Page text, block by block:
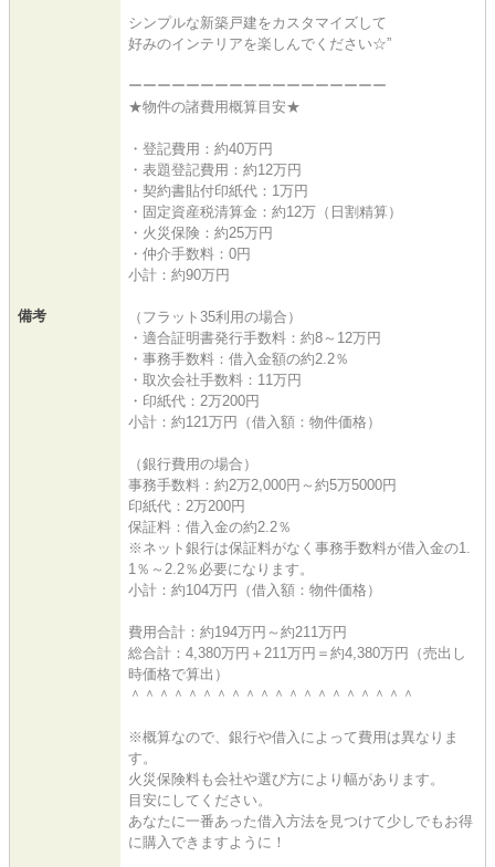
備考
シンプルな新築戸建をカスタマイズして
好みのインテリアを楽しんでください☆”
ーーーーーーーーーーーーーーーーーー
★物件の諸費用概算目安★
・登記費用：約40万円
・表題登記費用：約12万円
・契約書貼付印紙代：1万円
・固定資産税清算金：約12万（日割精算）
・火災保険：約25万円
・仲介手数料：0円
小計：約90万円
（フラット35利用の場合）
・適合証明書発行手数料：約8～12万円
・事務手数料：借入金額の約2.2％
・取次会社手数料：11万円
・印紙代：2万200円
小計：約121万円（借入額：物件価格）
（銀行費用の場合）
事務手数料：約2万2,000円～約5万5000円
印紙代：2万200円
保証料：借入金の約2.2％
※ネット銀行は保証料がなく事務手数料が借入金の1.
1％～2.2％必要になります。
小計：約104万円（借入額：物件価格）
費用合計：約194万円～約211万円
総合計：4,380万円＋211万円＝約4,380万円（売出し
時価格で算出）
＾＾＾＾＾＾＾＾＾＾＾＾＾＾＾＾＾＾＾＾
※概算なので、銀行や借入によって費用は異なりま
す。
火災保険料も会社や選び方により幅があります。
目安にしてください。
あなたに一番あった借入方法を見つけて少しでもお得
に購入できますように！